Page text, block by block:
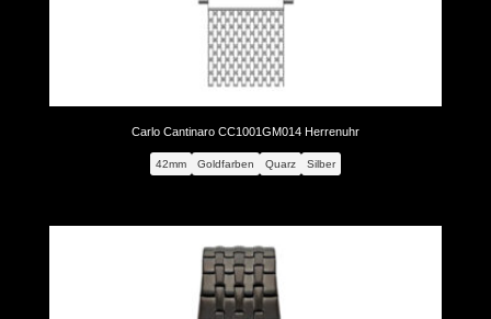
Carlo Cantinaro CC1001GM014 Herrenuhr
42mm Goldfarben Quarz Silber